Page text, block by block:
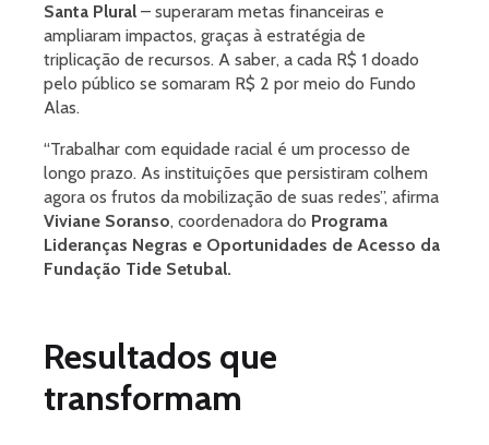
Santa Plural – superaram metas financeiras e
ampliaram impactos, graças à estratégia de
triplicação de recursos. A saber, a cada R$ 1 doado
pelo público se somaram R$ 2 por meio do Fundo
Alas.
“Trabalhar com equidade racial é um processo de
longo prazo. As instituições que persistiram colhem
agora os frutos da mobilização de suas redes”, afirma
Viviane Soranso, coordenadora do Programa
Lideranças Negras e Oportunidades de Acesso da
Fundação Tide Setubal.
Resultados que
transformam